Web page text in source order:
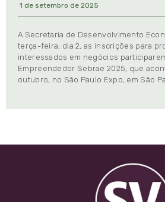
1 de setembro de 2025
A Secretaria de Desenvolvimento
terça-feira, dia 2, as inscrições para
interessados em negócios
Empreendedor Sebrae 2025, que
outubro, no São Paulo Expo, em São